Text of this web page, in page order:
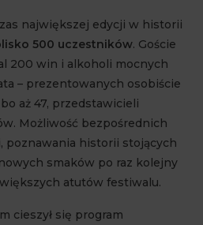
największej edycji w historii
500 uczestników. Goście
200 win i alkoholi mocnych
– prezentowanych osobiście
aż 47, przedstawicieli
Możliwość bezpośrednich
poznawania historii stojących
smaków po raz kolejny
atutów festiwalu.
cieszył się program